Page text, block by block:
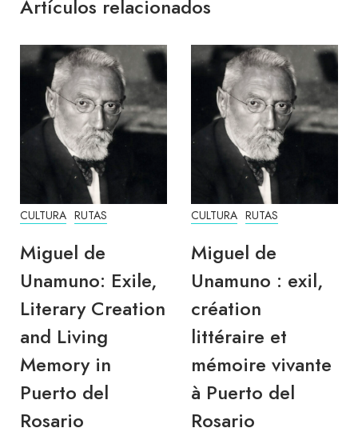
Artículos relacionados
CULTURA RUTAS
Miguel de
Unamuno: Exile,
Literary Creation
and Living
Memory in
Puerto del
Rosario
CULTURA RUTAS
Miguel de
Unamuno : exil,
création
littéraire et
mémoire vivante
à Puerto del
Rosario